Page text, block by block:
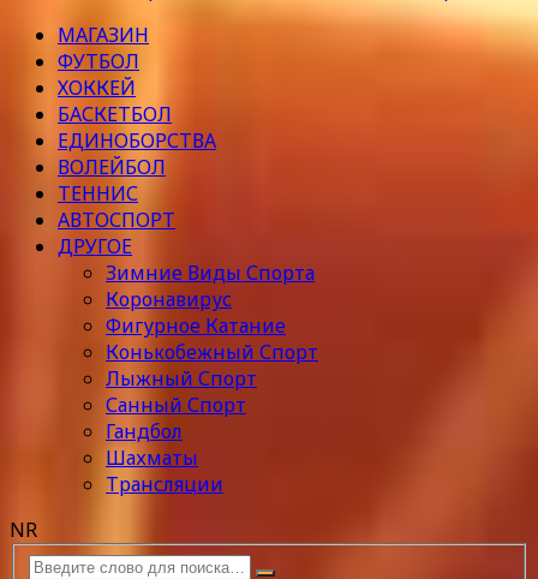
МАГАЗИН
ФУТБОЛ
ХОККЕЙ
БАСКЕТБОЛ
ЕДИНОБОРСТВА
ВОЛЕЙБОЛ
ТЕННИС
АВТОСПОРТ
ДРУГОЕ
Зимние Виды Спорта
Коронавирус
Фигурное Катание
Конькобежный Спорт
Лыжный Спорт
Санный Спорт
Гандбол
Шахматы
Трансляции
NR